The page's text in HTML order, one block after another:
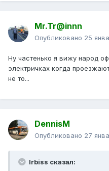
Mr.Tr@innn
Опубликовано 25
Ну частенько я вижу народ
электричках когда
не то...
DennisM
Опубликовано 27
Irbiss сказал: